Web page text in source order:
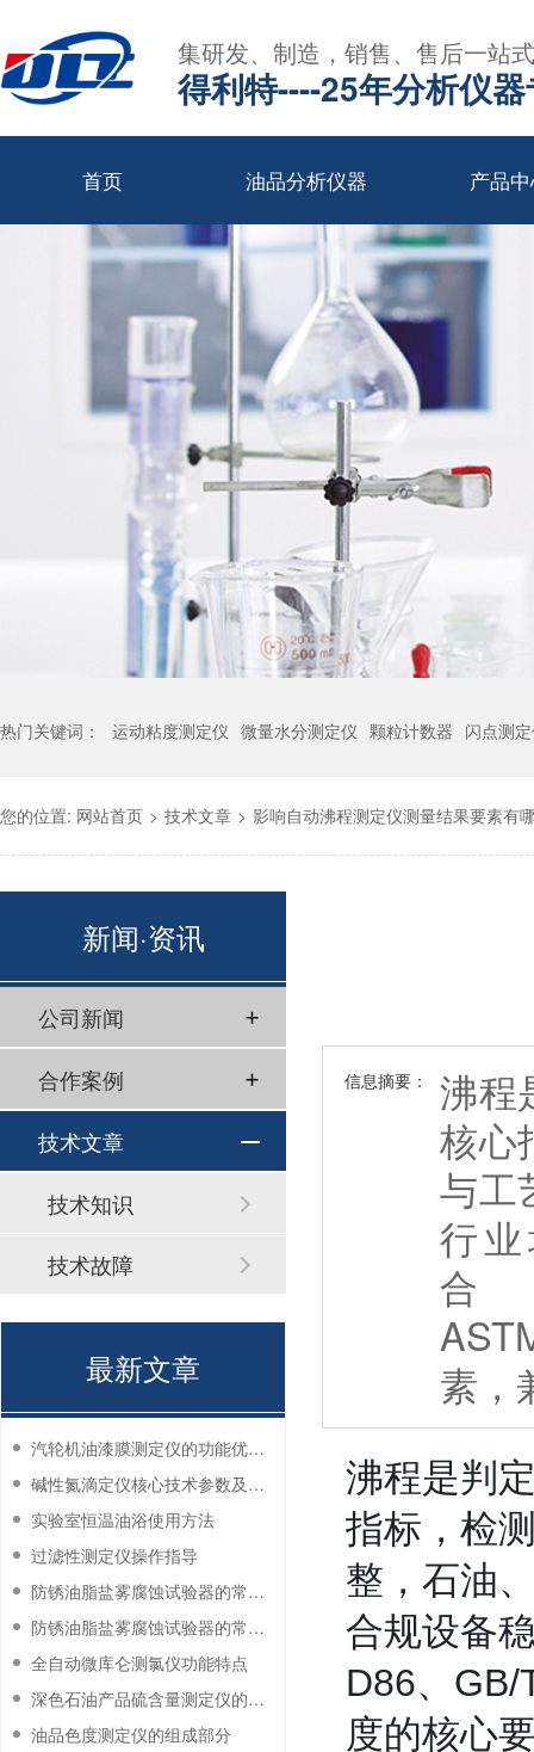
集研发、制造，销售、售后一站
得利特----25年分析仪
首页 油品分析仪器 产品
热门关键词： 运动粘度测定仪 微量水分测定仪 颗粒计数器 闪点测
您的位置: 网站首页 > 技术文章 > 影响自动沸程测定仪测量结果要素有
信息摘要：
沸程
核心
与工
行
合
素，
沸程是判
指标，检
整，石油
合规设备
D86、GB/
度的核心
新闻·资讯
公司新闻
合作案例
技术文章
技术知识
技术故障
最新文章
汽轮机油漆膜测定仪的功能优势有哪些？
碱性氮滴定仪核心技术参数及应用说明
实验室恒温油浴使用方法
过滤性测定仪操作指导
防锈油脂盐雾腐蚀试验器的常见故障与解决方法
防锈油脂盐雾腐蚀试验器的常见故障与解决方法
全自动微库仑测氯仪功能特点
深色石油产品硫含量测定仪的工作环境要求
油品色度测定仪的组成部分